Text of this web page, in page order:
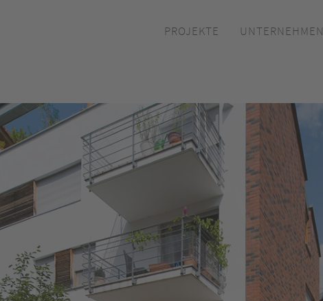
httpdocs/application_open.php
conceptaplan.de/httpdocs/functions/func.general.php on line 562
PROJEKTE UNTERNEHMEN